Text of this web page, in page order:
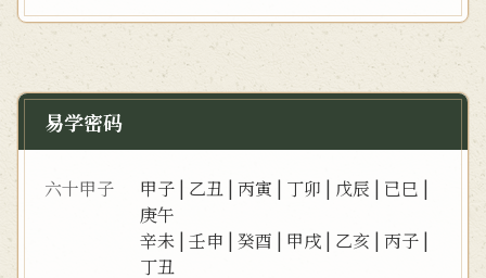
易学密码
六十甲子 甲子 | 乙丑 |丙寅 | 丁卯 | 戊辰 | 已巳 |
庚午
辛未 |壬申 |癸酉 | 甲戌 | 乙亥 |丙子 |
丁丑